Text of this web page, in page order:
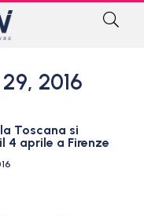
2016
Toscana si
4 aprile a Firenze